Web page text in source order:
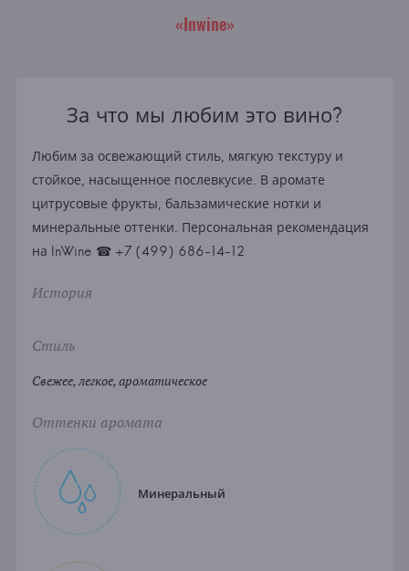
«Inwine»
За что мы любим это вино?
Любим за освежающий стиль, мягкую текстуру и
стойкое, насыщенное послевкусие. В аромате
цитрусовые фрукты, бальзамические нотки и
минеральные оттенки. Персональная рекомендация
на InWine ☎ +7 (499) 686-14-12
История
Стиль
Свежее, легкое, ароматическое
Оттенки аромата
Минеральный